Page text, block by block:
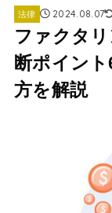
法律 2024.08.07
ファクタ
断ポイン
方を解説